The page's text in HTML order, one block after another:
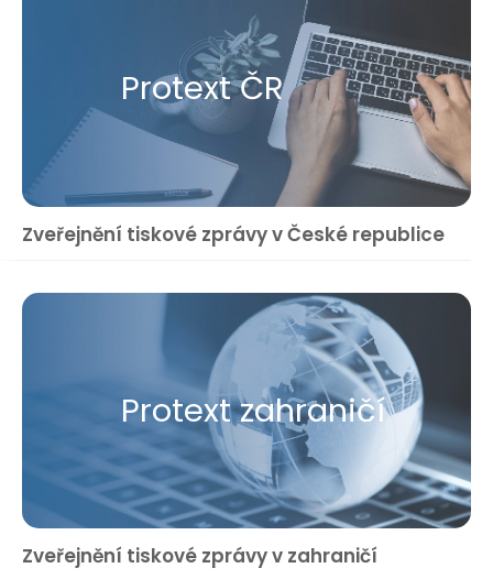
Protext ČR
Zveřejnění tiskové zprávy v České republice
Protext zahraničí
Zveřejnění tiskové zprávy v zahraničí